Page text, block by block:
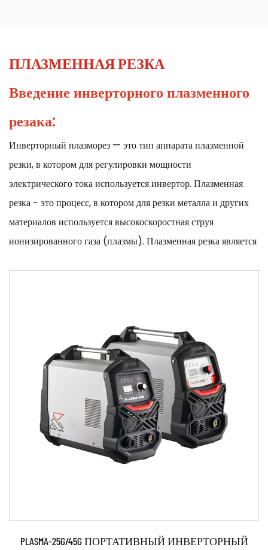
ПЛАЗМЕННАЯ РЕЗКА
Введение инверторного плазменного
резака:
Инверторный плазморез — это тип аппарата плазменной
резки, в котором для регулировки мощности
электрического тока используется инвертор. Плазменная
резка - это процесс, в котором для резки металла и других
материалов используется высокоскоростная струя
ионизированного газа (плазмы). Плазменная резка является
Инверторные плазменные резаки известны своей высокой
эффективностью и точным управлением, и их часто
предпочитают другим типам плазменных резаков из-за их
способности производить высококачественный рез с
минимальным образованием окалины и минимальной
зоной термического влияния (ЗТВ). Они также, как
правило, более портативны и легки, чем другие типы
PLASMA-25G/45G ПОРТАТИВНЫЙ ИНВЕРТОРНЫЙ